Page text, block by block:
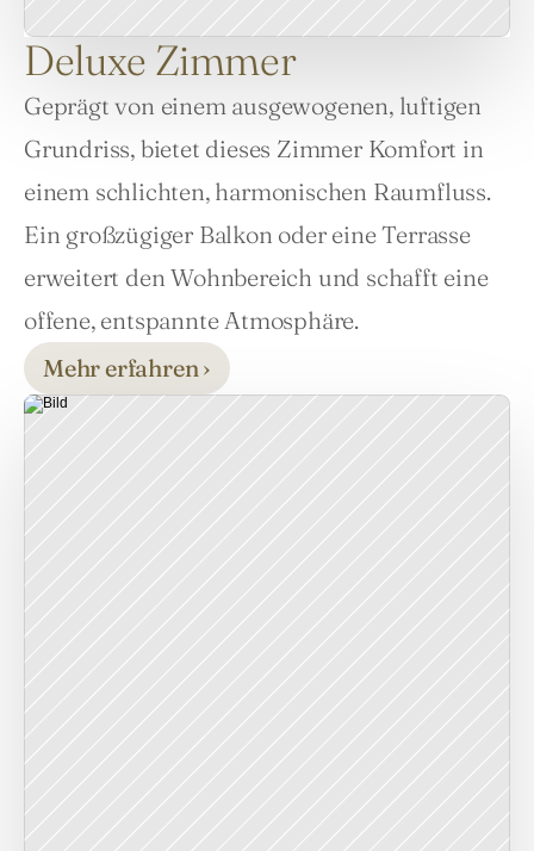
Deluxe Zimmer
Geprägt von einem ausgewogenen, luftigen
Grundriss, bietet dieses Zimmer Komfort in
einem schlichten, harmonischen Raumfluss.
Ein großzügiger Balkon oder eine Terrasse
erweitert den Wohnbereich und schafft eine
offene, entspannte Atmosphäre.
Mehr erfahren ›